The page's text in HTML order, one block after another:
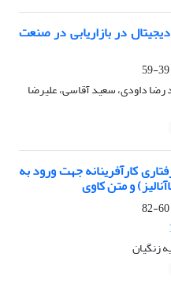
در بازاریابی در صنعت
39-59
داودی، سعید آقاسی، علیرضا
کارآفرینانه جهت ورود به
و متن کاوی
60-82
زنگیان